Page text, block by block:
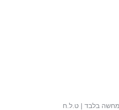
בלבד | ט.ל.ח